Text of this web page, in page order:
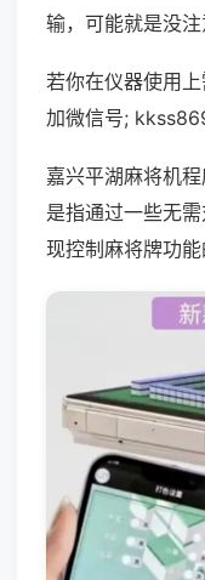
输，可能就是没注
若你在仪器使用
加微信号;
嘉兴平湖麻将机
是指通过一些无
现控制麻将牌功能